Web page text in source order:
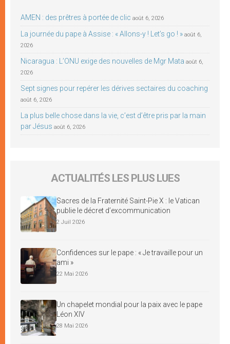
AMEN : des prêtres à portée de clic août 6, 2026
La journée du pape à Assise : « Allons-y ! Let’s go ! » août 6,
2026
Nicaragua : L’ONU exige des nouvelles de Mgr Mata août 6,
2026
Sept signes pour repérer les dérives sectaires du coaching
août 6, 2026
La plus belle chose dans la vie, c’est d’être pris par la main
par Jésus août 6, 2026
ACTUALITÉS LES PLUS LUES
Sacres de la Fraternité Saint-Pie X : le Vatican
publie le décret d’excommunication
2 Juil 2026
Confidences sur le pape : « Je travaille pour un
ami »
22 Mai 2026
Un chapelet mondial pour la paix avec le pape
Léon XIV
28 Mai 2026